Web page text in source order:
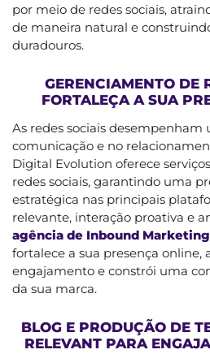
por meio de redes sociais,
de maneira natural e
duradouros.
GERENCIAMENTO DE
FORTALEÇA A SUA
As redes sociais desempenham
comunicação e no
Digital Evolution oferece
redes sociais, garantindo uma
estratégica nas principais
relevante, interação proativa e
agência de Inbound
fortalece a sua presença online,
engajamento e constrói uma
da sua marca.
BLOG E PRODUÇÃO DE
RELEVANT PARA